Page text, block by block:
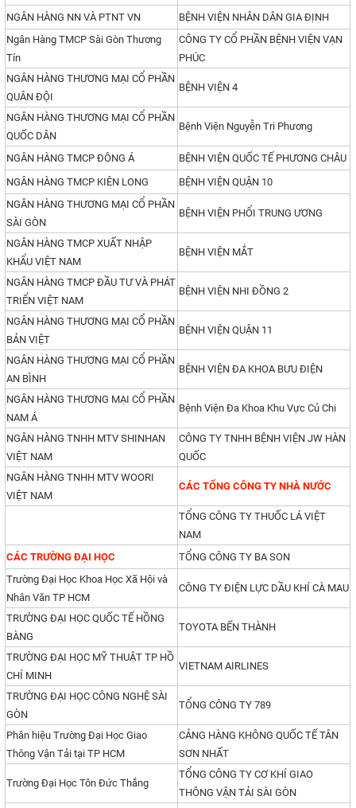
NGÂN HÀNG NN VÀ PTNT VN
BỆNH VIỆN NHÂN DÂN GIA ĐỊNH
Ngân Hàng TMCP Sài Gòn Thương
Tín
CÔNG TY CỔ PHẦN BỆNH VIỆN VẠN
PHÚC
NGÂN HÀNG THƯƠNG MẠI CỔ PHẦN
QUÂN ĐỘI
BỆNH VIỆN 4
NGÂN HÀNG THƯƠNG MẠI CỔ PHẦN
QUỐC DÂN
Bệnh Viện Nguyễn Tri Phương
NGÂN HÀNG TMCP ĐÔNG Á
BỆNH VIỆN QUỐC TẾ PHƯƠNG CHÂU
NGÂN HÀNG TMCP KIÊN LONG
BỆNH VIỆN QUẬN 10
NGÂN HÀNG THƯƠNG MẠI CỔ PHẦN
SÀI GÒN
BỆNH VIỆN PHỔI TRUNG ƯƠNG
NGÂN HÀNG TMCP XUẤT NHẬP
KHẨU VIỆT NAM
BỆNH VIỆN MẮT
NGÂN HÀNG TMCP ĐẦU TƯ VÀ PHÁT
TRIỂN VIỆT NAM
BỆNH VIỆN NHI ĐỒNG 2
NGÂN HÀNG THƯƠNG MẠI CỔ PHẦN
BẢN VIỆT
BỆNH VIỆN QUẬN 11
NGÂN HÀNG THƯƠNG MẠI CỔ PHẦN
AN BÌNH
BỆNH VIỆN ĐA KHOA BƯU ĐIỆN
NGÂN HÀNG THƯƠNG MẠI CỔ PHẦN
NAM Á
Bệnh Viện Đa Khoa Khu Vực Củ Chi
NGÂN HÀNG TNHH MTV SHINHAN
VIỆT NAM
CÔNG TY TNHH BỆNH VIỆN JW HÀN
QUỐC
NGÂN HÀNG TNHH MTV WOORI
VIỆT NAM
CÁC TỔNG CÔNG TY NHÀ NƯỚC
TỔNG CÔNG TY THUỐC LÁ VIỆT
NAM
CÁC TRƯỜNG ĐẠI HỌC
TỔNG CÔNG TY BA SON
Trường Đại Học Khoa Học Xã Hội và
Nhân Văn TP HCM
CÔNG TY ĐIỆN LỰC DẦU KHÍ CÀ MAU
TRƯỜNG ĐẠI HỌC QUỐC TẾ HỒNG
BÀNG
TOYOTA BẾN THÀNH
TRƯỜNG ĐẠI HỌC MỸ THUẬT TP HỒ
CHÍ MINH
VIETNAM AIRLINES
TRƯỜNG ĐẠI HỌC CÔNG NGHỆ SÀI
GÒN
TỔNG CÔNG TY 789
Phân hiệu Trường Đại Học Giao
Thông Vận Tải tại TP HCM
CẢNG HÀNG KHÔNG QUỐC TẾ TÂN
SƠN NHẤT
Trường Đại Học Tôn Đức Thắng
TỔNG CÔNG TY CƠ KHÍ GIAO
THÔNG VẬN TẢI SÀI GÒN